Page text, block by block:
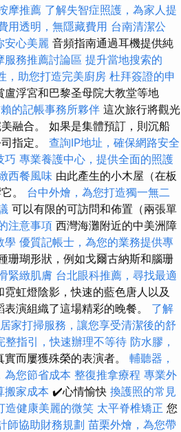
摩推薦 了解失智症照護，為家人提
用透明，無隱藏費用 台南清潔公
安心美麗 音頻指南通過耳機提供純
服務推薦討論區 提升當地搜索的
，助您打造完美廚房 杜拜簽證的申
浮宮和巴黎圣母院大教堂等地
的記帳事務所夥伴 這次旅行將觀光
融合。 如果是集體預訂，則沉船
指定。 查詢IP地址，確保網路安全
巧 專業養護中心，提供全面的照護
西餐風味 由此產生的小木屋（在板
。 台中外燴，為您打造獨一無二
可以有限的可訪問和佈置（兩張單
注意事項 西灣海灘附近的中美洲障
學 優質記帳士，為您的業務提供專
珊瑚形狀，例如戈爾古納斯和腦珊
緊緻肌膚 台北眼科推薦，尋找最適
虹燈陰影，快速的藍色唐人以及
演組織了這場精彩的晚餐。 了解
居家打掃服務，讓您享受清潔後的舒
整指引，快速辦理不等待 防水膠，
而屢獲殊榮的表演者。 輔聽器，
為您節省成本 整復推拿療程 專業外
搬家成本 ✔️心情愉快 換護照的常見
造健康美麗的微笑 太平脊椎矯正 您
師協助財務規劃 苗栗外燴，為您帶